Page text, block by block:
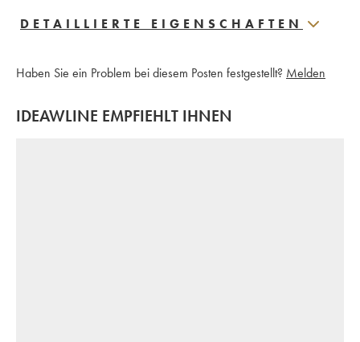
DETAILLIERTE EIGENSCHAFTEN
Haben Sie ein Problem bei diesem Posten festgestellt? Melden
IDEAWLINE EMPFIEHLT IHNEN